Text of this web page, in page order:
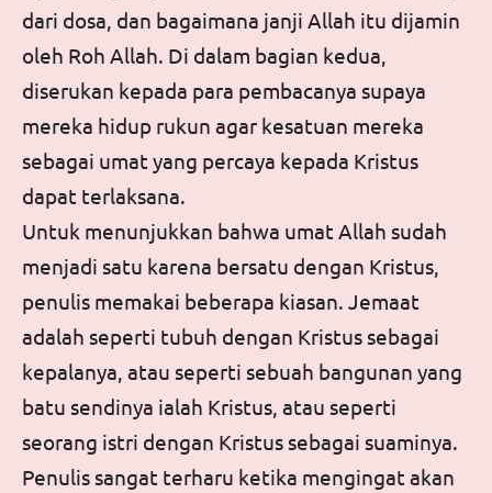
dari dosa, dan bagaimana janji Allah itu dijamin
oleh Roh Allah. Di dalam bagian kedua,
diserukan kepada para pembacanya supaya
mereka hidup rukun agar kesatuan mereka
sebagai umat yang percaya kepada Kristus
dapat terlaksana.
Untuk menunjukkan bahwa umat Allah sudah
menjadi satu karena bersatu dengan Kristus,
penulis memakai beberapa kiasan. Jemaat
adalah seperti tubuh dengan Kristus sebagai
kepalanya, atau seperti sebuah bangunan yang
batu sendinya ialah Kristus, atau seperti
seorang istri dengan Kristus sebagai suaminya.
Penulis sangat terharu ketika mengingat akan